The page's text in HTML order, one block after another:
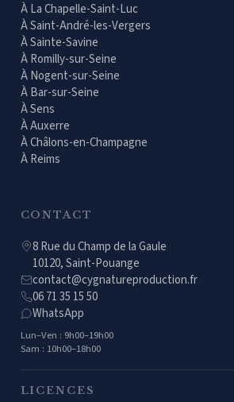
À La Chapelle-Saint-Luc
ÀSaint-André-les-Vergers
ÀSainte-Savine
À Romilly-sur-Seine
À Nogent-sur-Seine
À Bar-sur-Seine
ÀSens
ÀAuxerre
ÀChâlons-en-Champagne
À Reims
CONTACT
8 Rue du Champ de la Gaule
10120, Saint-Pouange
contact@cygnatureproduction.fr
06 71 35 15 50
WhatsApp
Lun–Ven : 9h00–19h00
Sam : 10h00–18h00
LICENCES